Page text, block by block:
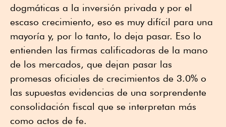
dogmáticas a la inversión privada y por el
escaso crecimiento, eso es muy difícil para una
mayoría y, por lo tanto, lo deja pasar. Eso lo
entienden las firmas calificadoras de la mano
de los mercados, que dejan pasar las
promesas oficiales de crecimientos de 3.0% o
las supuestas evidencias de una sorprendente
consolidación fiscal que se interpretan más
como actos de fe.